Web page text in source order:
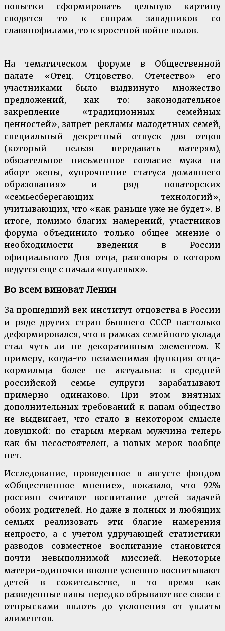
попытки сформировать цельную картину
сводятся то к спорам западников со
славянофилами, то к яростной войне полов.
На тематическом форуме в Общественной
палате «Отец. Отцовство. Отечество» его
участниками было выдвинуто множество
предложений, как то: законодательное
закрепление «традиционных семейных
ценностей», запрет рекламы малодетных семей,
специальный декретный отпуск для отцов
(который нельзя передавать матерям),
обязательное письменное согласие мужа на
аборт жены, «упрочнение статуса домашнего
образования» и ряд новаторских
«семьесберегающих технологий»,
учитывающих, что «как раньше уже не будет». В
итоге, помимо благих намерений, участников
форума объединило только общее мнение о
необходимости введения в России
официального Дня отца, разговоры о котором
ведутся еще с начала «нулевых».
Во всем виноват Ленин
За прошедший век институт отцовства в России
и ряде других стран бывшего СССР настолько
деформировался, что в рамках семейного уклада
стал чуть ли не декоративным элементом. К
примеру, когда-то незаменимая функция отца-
кормильца более не актуальна: в средней
российской семье супруги зарабатывают
примерно одинаково. При этом внятных
дополнительных требований к папам общество
не выдвигает, что стало в некотором смысле
ловушкой: по старым меркам мужчина теперь
как бы несостоятелен, а новых мерок вообще
нет.
Исследование, проведенное в августе фондом
«Общественное мнение», показало, что 92%
россиян считают воспитание детей задачей
обоих родителей. Но даже в полных и любящих
семьях реализовать эти благие намерения
непросто, а с учетом удручающей статистики
разводов совместное воспитание становится
почти невыполнимой миссией. Некоторые
матери-одиночки вполне успешно воспитывают
детей в сожительстве, в то время как
разведенные папы нередко обрывают все связи с
отпрысками вплоть до уклонения от уплаты
алиментов.